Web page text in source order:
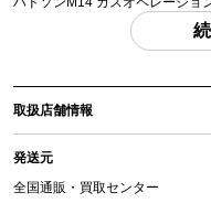
「付属品」・・・ マガジンは欠
ものが全てです。 （撮影、運搬
アイテム状態
中古：J（ジャンク品）
があります。チューブには劣化
リガーユニットが歪んでいるの
取扱店舗情報
発送元
全国通販・買取センター